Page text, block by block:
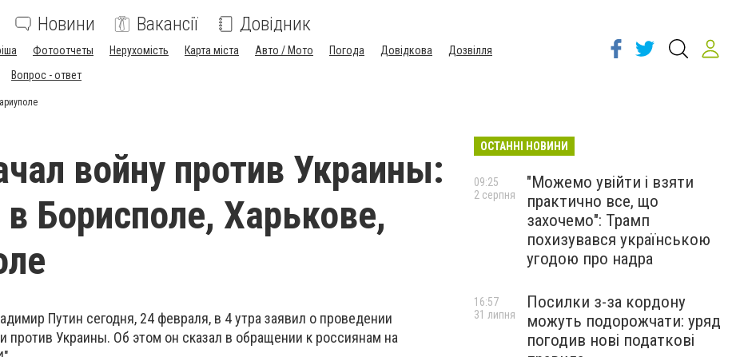
Новини Вакансії Довідник
Фотоотчеты Нерухомість Карта міста Авто / Мото Погода Довідкова
Дозвілля
Вопрос - ответ
войну против Украины:
Борисполе, Харькове,
Путин сегодня, 24 февраля, в 4 утра заявил о проведении
против Украины. Об этом он сказал в обращении к россиянам на
ОСТАННІ НОВИНИ
"Можемо увійти і взяти
практично все, що
захочемо": Трамп
похизувався українською
угодою про надра
09:25
2 серпня
Посилки з-за кордону
можуть подорожчати: уряд
погодив нові податкові
16:57
31 липня